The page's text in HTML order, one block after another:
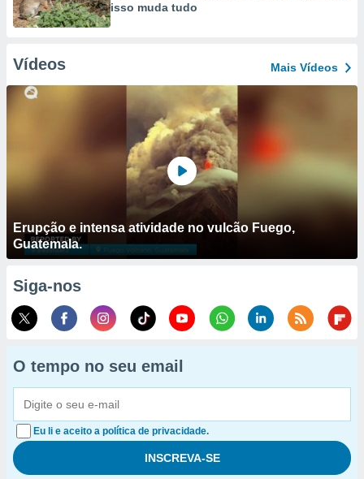
isso muda tudo
Vídeos Mais Vídeos
Erupção e intensa atividade no vulcão Fuego,
Guatemala.
Siga-nos
O tempo no seu email
Eu li e aceito a política de privacidade.